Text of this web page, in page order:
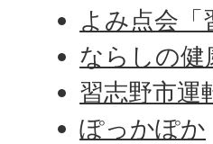
よみ点会「
ならしの健
習志野市運
ぽっかぽか